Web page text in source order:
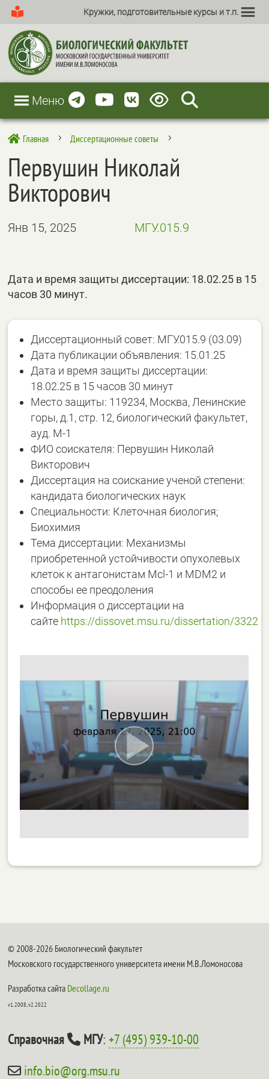
Кружки, подготовительные курсы и т.п.
Меню
 Главная 5 Диссертационные советы 5
Первушин Николай
Викторович
Янв 15, 2025 МГУ.015.9
Дата и время защиты диссертации: 18.02.25 в 15
часов 30 минут.
Диссертационный совет: МГУ.015.9 (03.09)
Дата публикации объявления: 15.01.25
Дата и время защиты диссертации:
18.02.25 в 15 часов 30 минут
Место защиты: 119234, Москва, Ленинские
горы, д.1, стр. 12, биологический факультет,
ауд. М-1
ФИО соискателя: Первушин Николай
Викторович
Диссертация на соискание ученой степени:
кандидата биологических наук
Специальности: Клеточная биология;
Биохимия
Тема диссертации: Механизмы
приобретенной устойчивости опухолевых
клеток к антагонистам Mcl-1 и MDM2 и
способы ее преодоления
Информация о диссертации на
сайте https://dissovet.msu.ru/dissertation/3322
© 2008-2026 Биологический факультет
Московского государственного университета имени М.В.Ломоносова
Разработка сайта Decollage.ru
v1.2008, v2.2022
Справочная МГУ:+7 (495) 939-10-00
info.bio@org.msu.ru